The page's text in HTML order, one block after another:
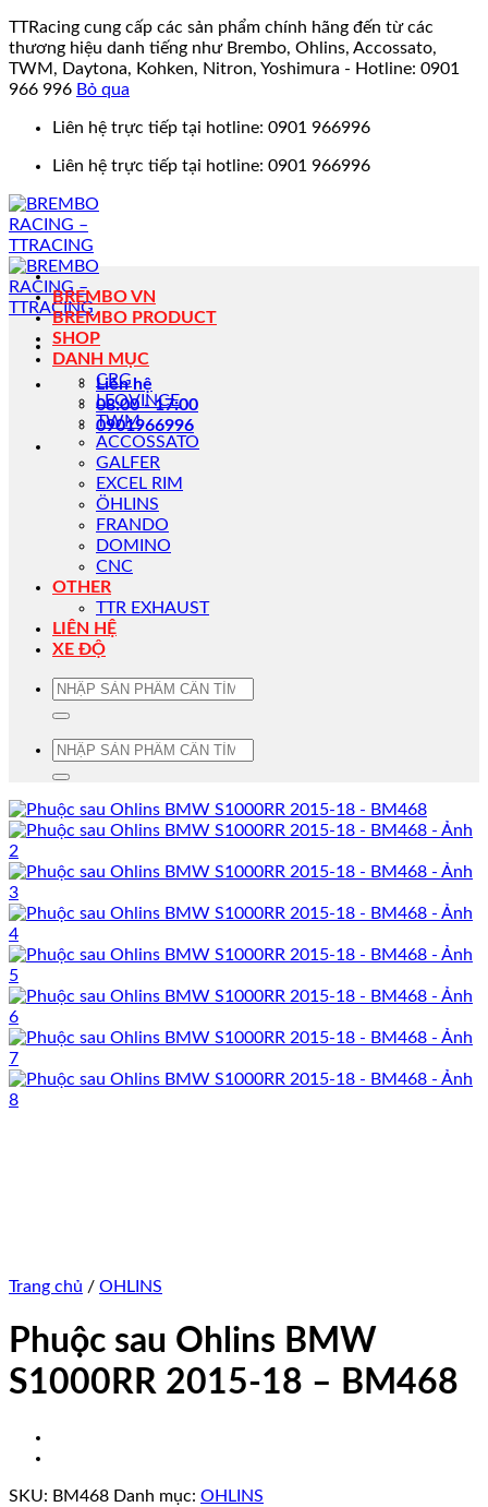
TTRacing cung cấp các sản phẩm chính hãng đến từ các
thương hiệu danh tiếng như Brembo, Ohlins, Accossato,
TWM, Daytona, Kohken, Nitron, Yoshimura - Hotline: 0901
966 996 Bỏ qua
Liên hệ trực tiếp tại hotline: 0901 966996
Liên hệ trực tiếp tại hotline: 0901 966996
Liên hệ
08:00 - 17:00
0901966996
BREMBO VN
BREMBO PRODUCT
SHOP
DANH MỤC
CRG
LEOVINCE
TWM
ACCOSSATO
GALFER
EXCEL RIM
ÖHLINS
FRANDO
DOMINO
CNC
OTHER
TTR EXHAUST
LIÊN HỆ
XE ĐỘ
Tìm
Tìm
Trang chủ / OHLINS
Phuộc sau Ohlins BMW
S1000RR 2015-18 – BM468
SKU: BM468 Danh mục: OHLINS